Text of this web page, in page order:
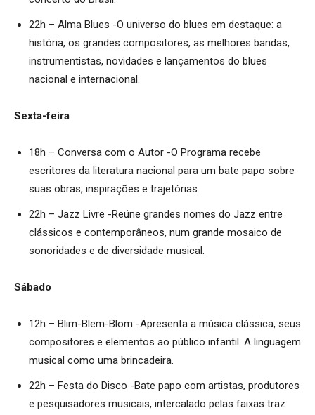
22h – Alma Blues -O universo do blues em destaque: a
história, os grandes compositores, as melhores bandas,
instrumentistas, novidades e lançamentos do blues
nacional e internacional.
Sexta-feira
18h – Conversa com o Autor -O Programa recebe
escritores da literatura nacional para um bate papo sobre
suas obras, inspirações e trajetórias.
22h – Jazz Livre -Reúne grandes nomes do Jazz entre
clássicos e contemporâneos, num grande mosaico de
sonoridades e de diversidade musical.
Sábado
12h – Blim-Blem-Blom -Apresenta a música clássica, seus
compositores e elementos ao público infantil. A linguagem
musical como uma brincadeira.
22h – Festa do Disco -Bate papo com artistas, produtores
e pesquisadores musicais, intercalado pelas faixas traz